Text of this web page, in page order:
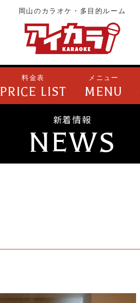
岡山のカラオケ・多目的ルーム
料金表
PRICE LIST
メニュー
MENU
新着情報
NEWS